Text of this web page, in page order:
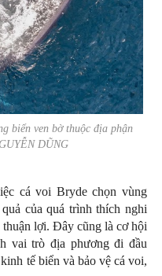
biển ven bờ thuộc địa phận
DŨNG
cá voi Bryde chọn vùng
của quá trình thích nghi
lợi. Đây cũng là cơ hội
vai trò địa phương đi đầu
tế biển và bảo vệ cá voi,